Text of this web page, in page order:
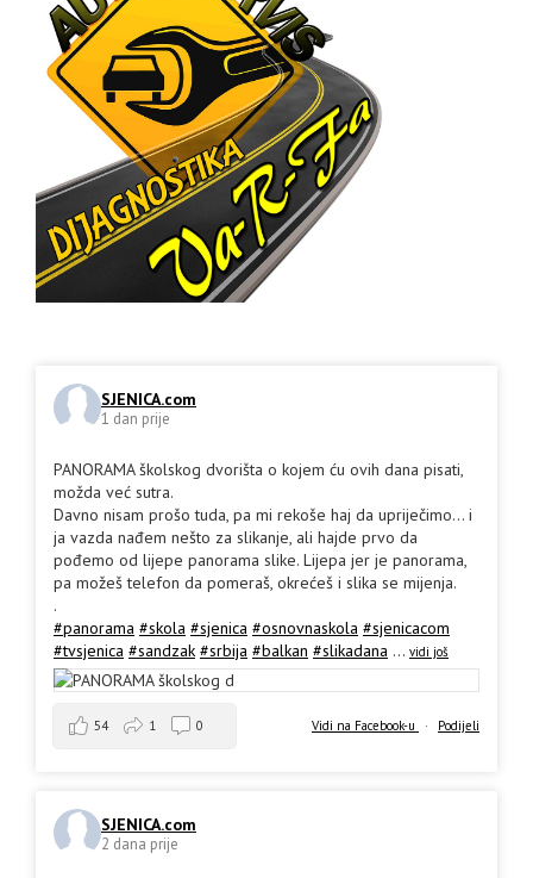
SJENICA.com
1 dan prije
PANORAMA školskog dvorišta o kojem ću ovih dana pisati,
možda već sutra.
Davno nisam prošo tuda, pa mi rekoše haj da upriječimo... i
ja vazda nađem nešto za slikanje, ali hajde prvo da
pođemo od lijepe panorama slike. Lijepa jer je panorama,
pa možeš telefon da pomeraš, okrećeš i slika se mijenja.
.
#panorama #skola #sjenica #osnovnaskola #sjenicacom
#tvsjenica #sandzak #srbija #balkan #slikadana ... vidi još
Vidi na Facebook-u · Podijeli
54 1 0
SJENICA.com
2 dana prije